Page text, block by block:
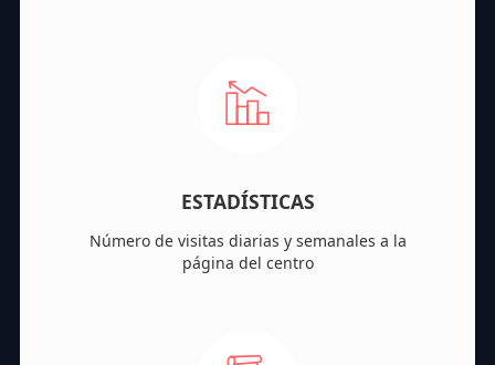
ESTADÍSTICAS
Número de visitas diarias y semanales a la
página del centro